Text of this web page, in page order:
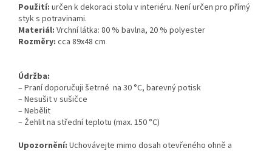
Použití: určen k dekoraci stolu v interiéru. Není určen pro přímý
styk s potravinami.
Materiál: Vrchní látka: 80 % bavlna, 20 % polyester
Rozměry: cca 89x48 cm
Údržba:
– Praní doporučuji šetrné na 30 °C, barevný potisk
– Nesušit v sušičce
– Nebělit
– Žehlit na střední teplotu (max. 150 °C)
Upozornění: Uchovávejte mimo dosah otevřeného ohně a